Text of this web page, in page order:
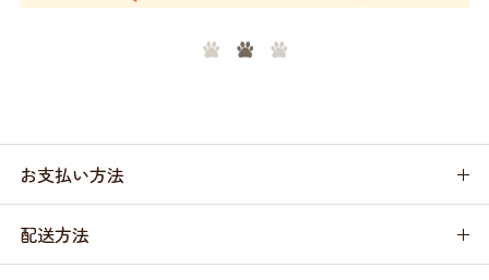
お支払い方法
配送方法